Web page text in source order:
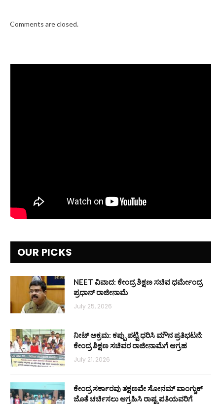
Comments are closed.
OUR PICKS
NEET ವಿವಾದ: ಕೇಂದ್ರ ಶಿಕ್ಷಣ ಸಚಿವ ಧರ್ಮೇಂದ್ರ
ಪ್ರಧಾನ್ ರಾಜೀನಾಮೆ
July 25, 2026
ನೀಟ್ ಅಕ್ರಮ: ಕಪ್ಪು ಪಟ್ಟಿ ಧರಿಸಿ ಮೌನ ಪ್ರತಿಭಟನೆ:
ಕೇಂದ್ರ ಶಿಕ್ಷಣ ಸಚಿವರ ರಾಜೀನಾಮೆಗೆ ಆಗ್ರಹ
July 21, 2026
ಕೇಂದ್ರ ಸರ್ಕಾರವು ತಕ್ಷಣವೇ ಸೋನಮ್ ವಾಂಗ್ಚುಕ್
ಜೊತೆ ಚರ್ಚಿಸಲು ಆಗ್ರಹಿಸಿ ರಾಷ್ಟ್ರಪತಿಯವರಿಗೆ